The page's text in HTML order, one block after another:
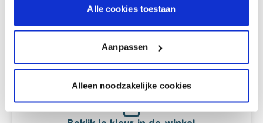
Alle cookies toestaan
Aanpassen
Alleen noodzakelijke cookies
Krijg kleuradvies op basis van de lichtinval
Krijg ineens een technologische check-up